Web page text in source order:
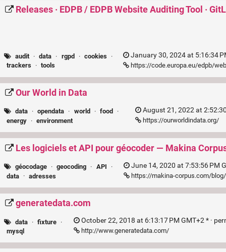
Releases · EDPB / EDPB Website Auditing Tool ·
audit · data · rgpd · cookies
·
trackers · tools
January 30, 2024 at 5:16:34
https://code.europa.eu/edpb/
Our World in Data
data · opendata · world · food
·
energy · environment
August 21, 2022 at
https://ourworldindata.org/
Les logiciels et API pour géocoder — Makina
géocodage · geocoding · API
·
data · adresses
June 14, 2020 at 7:53:56 PM
https://makina-corpus.com/
generatedata.com
data · fixture ·
mysql
October 22, 2018 at 6:13:17 PM GMT+2 * ·
http://www.generatedata.com/